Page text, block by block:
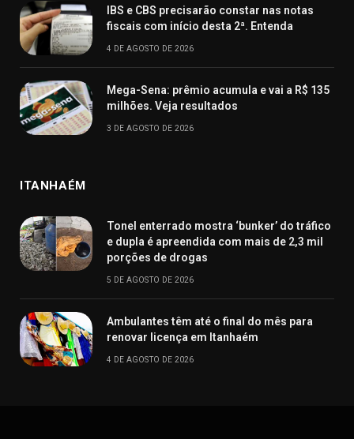
IBS e CBS precisarão constar nas notas
fiscais com início desta 2ª. Entenda
4 DE AGOSTO DE 2026
Mega-Sena: prêmio acumula e vai a R$ 135
milhões. Veja resultados
3 DE AGOSTO DE 2026
ITANHAÉM
Tonel enterrado mostra ‘bunker’ do tráfico
e dupla é apreendida com mais de 2,3 mil
porções de drogas
5 DE AGOSTO DE 2026
Ambulantes têm até o final do mês para
renovar licença em Itanhaém
4 DE AGOSTO DE 2026